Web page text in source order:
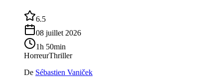
6.5
08 juillet 2026
1h 50min
HorreurThriller
De Sébastien Vaniček